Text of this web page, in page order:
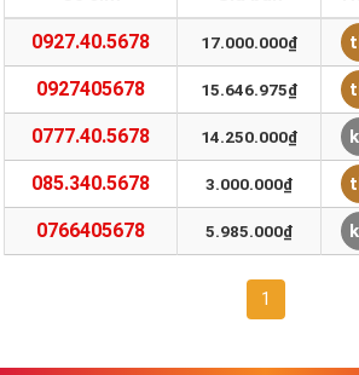
0927.40.5678 17.000.000₫
0927405678 15.646.975₫
0777.40.5678 14.250.000₫
085.340.5678 3.000.000₫
0766405678 5.985.000₫
1